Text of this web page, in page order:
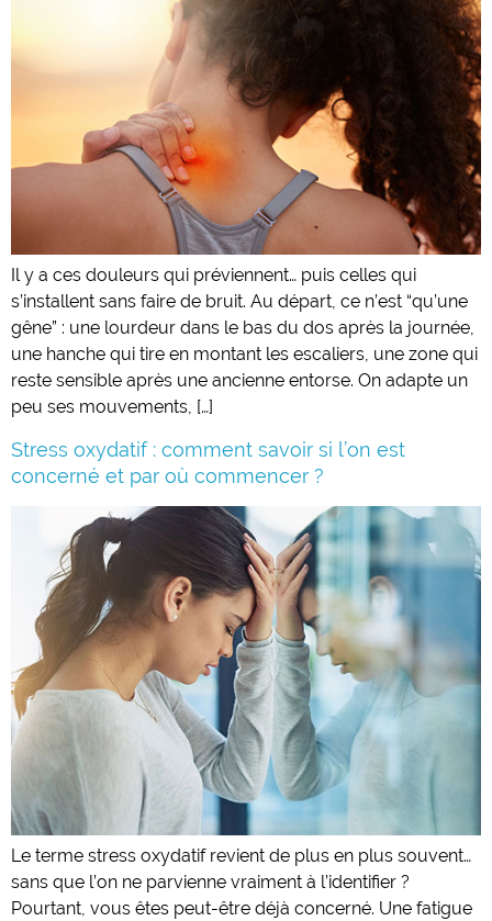
Il y a ces douleurs qui préviennent… puis celles qui
s’installent sans faire de bruit. Au départ, ce n’est “qu’une
gêne” : une lourdeur dans le bas du dos après la journée,
une hanche qui tire en montant les escaliers, une zone qui
reste sensible après une ancienne entorse. On adapte un
peu ses mouvements, […]
Stress oxydatif : comment savoir si l’on est
concerné et par où commencer ?
Le terme stress oxydatif revient de plus en plus souvent…
sans que l’on ne parvienne vraiment à l’identifier ?
Pourtant, vous êtes peut-être déjà concerné. Une fatigue